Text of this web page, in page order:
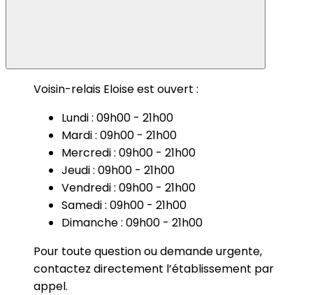
Voisin-relais Eloise est ouvert :
Lundi : 09h00 - 21h00
Mardi : 09h00 - 21h00
Mercredi : 09h00 - 21h00
Jeudi : 09h00 - 21h00
Vendredi : 09h00 - 21h00
Samedi : 09h00 - 21h00
Dimanche : 09h00 - 21h00
Pour toute question ou demande urgente,
contactez directement l’établissement par
appel.